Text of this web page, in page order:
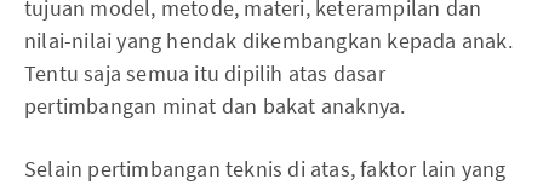
tujuan model, metode, materi, keterampilan dan
nilai-nilai yang hendak dikembangkan kepada anak.
Tentu saja semua itu dipilih atas dasar
pertimbangan minat dan bakat anaknya.
Selain pertimbangan teknis di atas, faktor lain yang